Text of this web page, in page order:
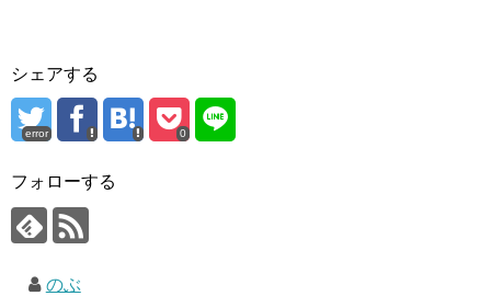
シェアする
error 0
フォローする
のぶ